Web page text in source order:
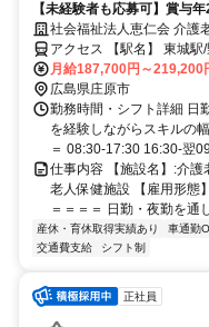
【未経験者も応募可】賞与
のみ募集！【年休120日以上
社会福祉法人恵仁会 介護
アクセス 【駅名】 東城
分
月給187,700円～219,200
広島県庄原市
勤務時間・シフト詳細 日
を経験しながらスキルの
＝ 08:30-17:30 16:30-翌
仕事内容 【施設名】:介
老人保健施設 【雇用形態
＝＝＝＝ 日勤・夜勤を通
産休・育休取得実績あり 車通勤
交通費支給
シフト制
正社員